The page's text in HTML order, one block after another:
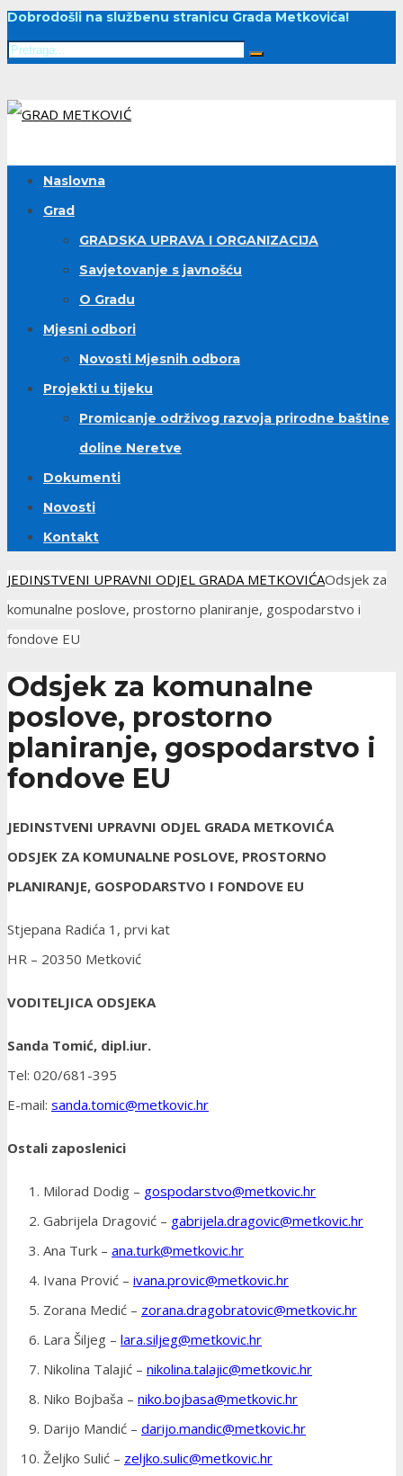
Dobrodošli na službenu stranicu Grada Metkovića!
Naslovna
Grad
GRADSKA UPRAVA I ORGANIZACIJA
Savjetovanje s javnošću
O Gradu
Mjesni odbori
Novosti Mjesnih odbora
Projekti u tijeku
Promicanje održivog razvoja prirodne baštine
doline Neretve
Dokumenti
Novosti
Kontakt
JEDINSTVENI UPRAVNI ODJEL GRADA METKOVIĆAOdsjek za
komunalne poslove, prostorno planiranje, gospodarstvo i
fondove EU
Odsjek za komunalne
poslove, prostorno
planiranje, gospodarstvo i
fondove EU
JEDINSTVENI UPRAVNI ODJEL GRADA METKOVIĆA
ODSJEK ZA KOMUNALNE POSLOVE, PROSTORNO
PLANIRANJE, GOSPODARSTVO I FONDOVE EU
Stjepana Radića 1, prvi kat
HR – 20350 Metković
VODITELJICA ODSJEKA
Sanda Tomić, dipl.iur.
Tel: 020/681-395
E-mail: sanda.tomic@metkovic.hr
Ostali zaposlenici
Milorad Dodig – gospodarstvo@metkovic.hr
Gabrijela Dragović – gabrijela.dragovic@metkovic.hr
Ana Turk – ana.turk@metkovic.hr
Ivana Prović – ivana.provic@metkovic.hr
Zorana Medić – zorana.dragobratovic@metkovic.hr
Lara Šiljeg – lara.siljeg@metkovic.hr
Nikolina Talajić – nikolina.talajic@metkovic.hr
Niko Bojbaša – niko.bojbasa@metkovic.hr
Darijo Mandić – darijo.mandic@metkovic.hr
Željko Sulić – zeljko.sulic@metkovic.hr